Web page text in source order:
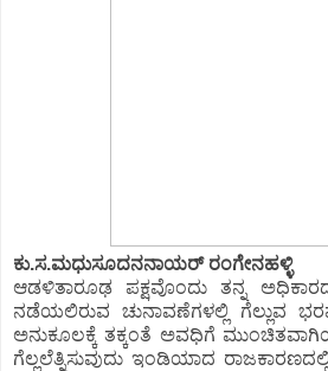
ಕು.ಸ.ಮಧುಸೂದನನಾಯರ್ ರಂಗೇನಹಳ್ಳಿ
ಆಡಳಿತಾರೂಢ ಪಕ್ಷವೊಂದು ತನ್ನ
ನಡೆಯಲಿರುವ ಚುನಾವಣೆಗಳಲ್ಲಿ ಗೆಲ್ಲುವ
ಅನುಕೂಲಕ್ಕೆ ತಕ್ಕಂತೆ ಅವಧಿಗೆ
ಗೆಲ್ಲಲೆತ್ನಿಸುವುದು ಇಂಡಿಯಾದ